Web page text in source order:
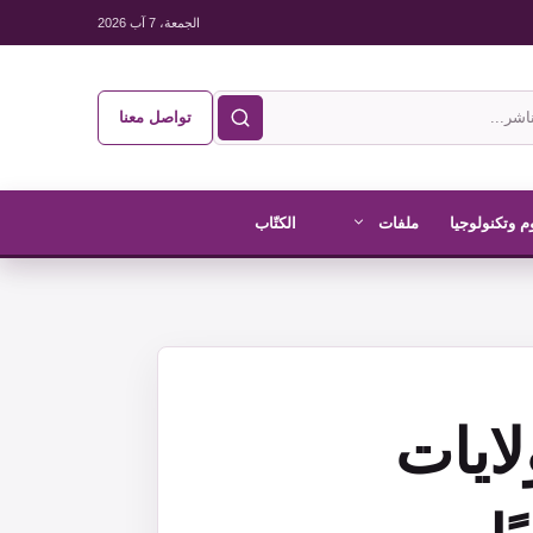
الجمعة، 7 آب 2026
تواصل معنا
وتكنولوجيا ملفات الكتّاب